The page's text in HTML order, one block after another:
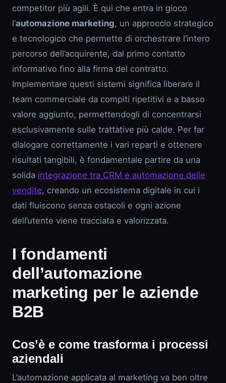
competitor più agili. È qui che entra in gioco
l’automazione marketing, un approccio strategico
e tecnologico che permette di orchestrare l’intero
percorso dell’acquirente, dal primo contatto
informativo fino alla firma del contratto.
Implementare questi sistemi significa liberare il
team commerciale da compiti ripetitivi e a basso
valore aggiunto, permettendogli di concentrarsi
esclusivamente sulle trattative più calde. Per far
dialogare correttamente i vari reparti e ottenere
risultati tangibili, è fondamentale partire da una
solida integrazione tra CRM e automazione delle
vendite, creando un ecosistema digitale in cui i
dati fluiscono senza ostacoli e ogni azione
dell’utente viene tracciata e valorizzata.
I fondamenti
dell’automazione
marketing per le aziende
B2B
Cos’è e come trasforma i processi
aziendali
L’automazione applicata al marketing va ben oltre